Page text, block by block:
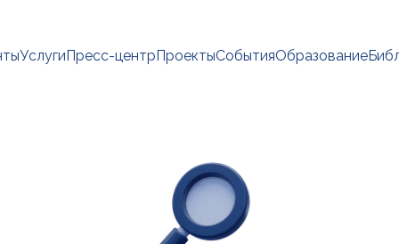
УслугиПресс-центрПроектыСобытияОбразование